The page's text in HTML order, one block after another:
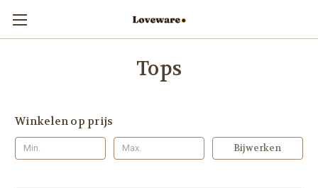
Tops
Winkelen op prijs
Bijwerken